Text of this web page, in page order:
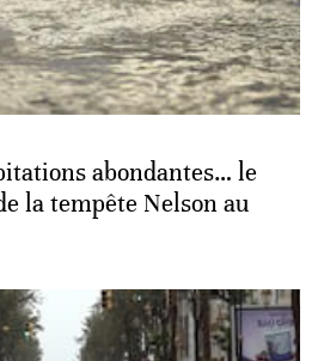
abondantes… le
la tempête Nelson au